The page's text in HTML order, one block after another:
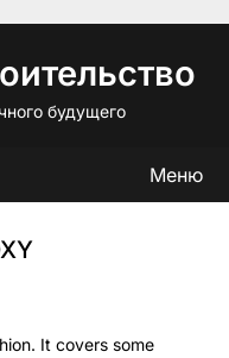
будущего
Меню
It covers some